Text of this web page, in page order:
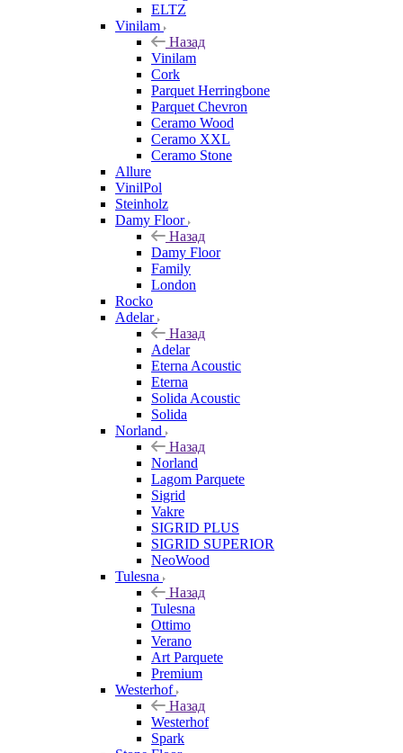
ELTZ
Vinilam
Назад
Vinilam
Cork
Parquet Herringbone
Parquet Chevron
Ceramo Wood
Ceramo XXL
Ceramo Stone
Allure
VinilPol
Steinholz
Damy Floor
Назад
Damy Floor
Family
London
Rocko
Adelar
Назад
Adelar
Eterna Acoustic
Eterna
Solida Acoustic
Solida
Norland
Назад
Norland
Lagom Parquete
Sigrid
Vakre
SIGRID PLUS
SIGRID SUPERIOR
NeoWood
Tulesna
Назад
Tulesna
Ottimo
Verano
Art Parquete
Premium
Westerhof
Назад
Westerhof
Spark